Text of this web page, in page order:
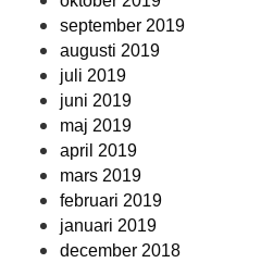
september 2019
augusti 2019
juli 2019
juni 2019
maj 2019
april 2019
mars 2019
februari 2019
januari 2019
december 2018